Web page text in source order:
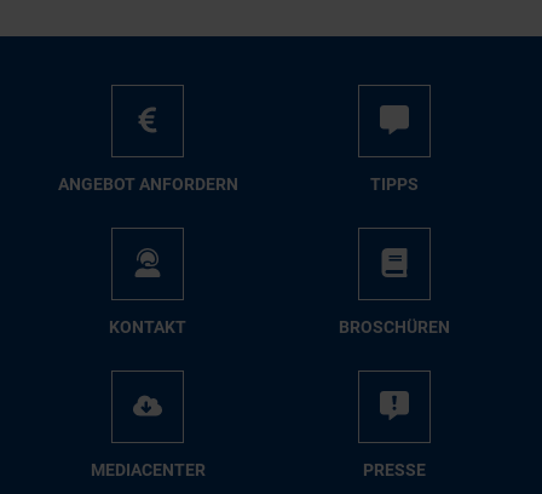
AN­GE­BOT AN­FOR­DERN TIPPS
KON­TAKT BRO­SCHÜ­REN
ME­DIA­CEN­TER PRES­SE